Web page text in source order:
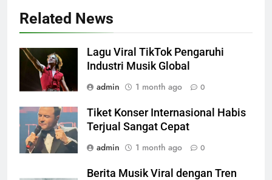
Related News
Lagu Viral TikTok Pengaruhi
Industri Musik Global
admin
1 month ago 0
Tiket Konser Internasional Habis
Terjual Sangat Cepat
admin
1 month ago 0
Berita Musik Viral dengan Tren